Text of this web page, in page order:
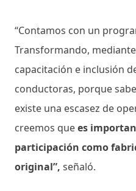
“Contamos con un
Transformando,
capacitación e inclusión
conductoras, porque
existe una escasez de
creemos quees
participación como
original”, señaló.